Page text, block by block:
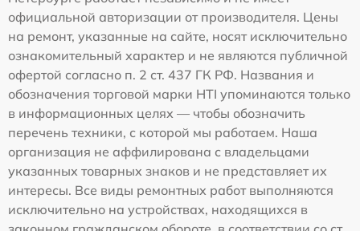
официальной авторизации от производителя. Цены
на ремонт, указанные на сайте, носят исключительно
ознакомительный характер и не являются публичной
офертой согласно п. 2 ст. 437 ГК РФ. Названия и
обозначения торговой марки HTI упоминаются только
в информационных целях — чтобы обозначить
перечень техники, с которой мы работаем. Наша
организация не аффилирована с владельцами
указанных товарных знаков и не представляет их
интересы. Все виды ремонтных работ выполняются
исключительно на устройствах, находящихся в